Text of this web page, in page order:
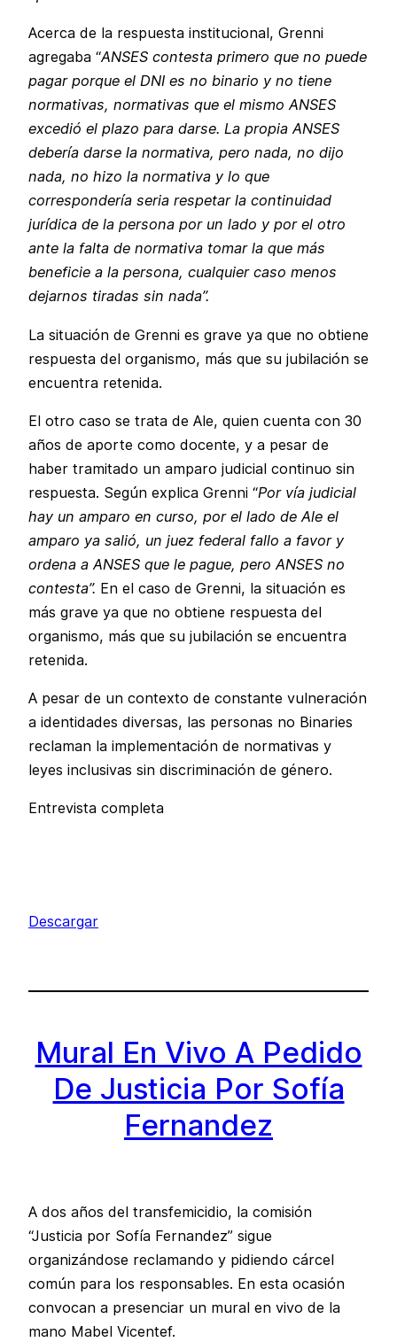
Acerca de la respuesta institucional, Grenni
agregaba “ANSES contesta primero que no puede
pagar porque el DNI es no binario y no tiene
normativas, normativas que el mismo ANSES
excedió el plazo para darse. La propia ANSES
debería darse la normativa, pero nada, no dijo
nada, no hizo la normativa y lo que
correspondería seria respetar la continuidad
jurídica de la persona por un lado y por el otro
ante la falta de normativa tomar la que más
beneficie a la persona, cualquier caso menos
dejarnos tiradas sin nada”.
La situación de Grenni es grave ya que no obtiene
respuesta del organismo, más que su jubilación se
encuentra retenida.
El otro caso se trata de Ale, quien cuenta con 30
años de aporte como docente, y a pesar de
haber tramitado un amparo judicial continuo sin
respuesta. Según explica Grenni “Por vía judicial
hay un amparo en curso, por el lado de Ale el
amparo ya salió, un juez federal fallo a favor y
ordena a ANSES que le pague, pero ANSES no
contesta”. En el caso de Grenni, la situación es
más grave ya que no obtiene respuesta del
organismo, más que su jubilación se encuentra
retenida.
A pesar de un contexto de constante vulneración
a identidades diversas, las personas no Binaries
reclaman la implementación de normativas y
leyes inclusivas sin discriminación de género.
Entrevista completa
Descargar
Mural En Vivo A Pedido
De Justicia Por Sofía
Fernandez
A dos años del transfemicidio, la comisión
“Justicia por Sofía Fernandez” sigue
organizándose reclamando y pidiendo cárcel
común para los responsables. En esta ocasión
convocan a presenciar un mural en vivo de la
mano Mabel Vicentef.